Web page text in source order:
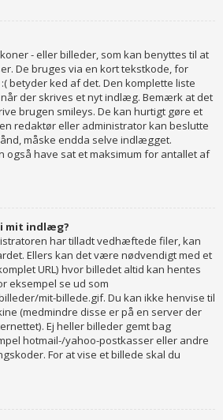
- eller billeder, som kan benyttes til at
De bruges via en kort tekstkode, for
betyder ked af det. Den komplette liste
der skrives et nyt indlæg. Bemærk at det
brugen smileys. De kan hurtigt gøre et
redaktør eller administrator kan beslutte
måske endda selve indlægget.
også have sat et maksimum for antallet af
mit indlæg?
har tilladt vedhæftede filer, kan
Ellers kan det være nødvendigt med et
URL) hvor billedet altid kan hentes
eksempel se ud som
mit-billede.gif. Du kan ikke henvise til
(medmindre disse er på en server der
Ej heller billeder gemt bag
hotmail-/yahoo-postkasser eller andre
For at vise et billede skal du